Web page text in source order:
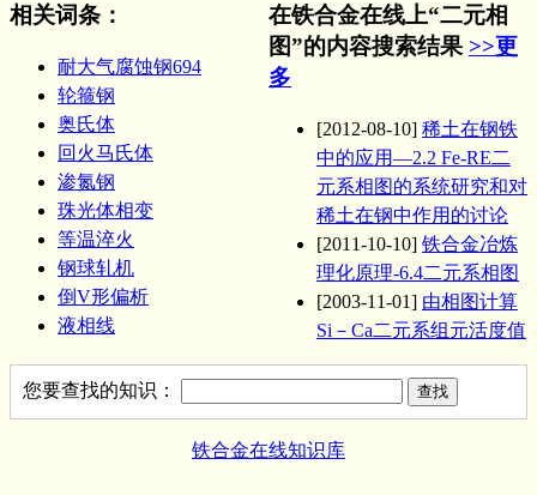
相关词条 ：
耐大气腐蚀钢694
轮箍钢
奥氏体
回火马氏体
渗氮钢
珠光体相变
等温淬火
钢球轧机
倒V形偏析
液相线
在铁合金在线上“二元相
图”的内容搜索结果 >>更
多
[2012-08-10] 稀土在钢铁
中的应用—2.2 Fe-RE二
元系相图的系统研究和对
稀土在钢中作用的讨论
[2011-10-10] 铁合金冶炼
理化原理-6.4二元系相图
[2003-11-01] 由相图计算
Si－Ca二元系组元活度值
您要查找的知识：
铁合金在线知识库